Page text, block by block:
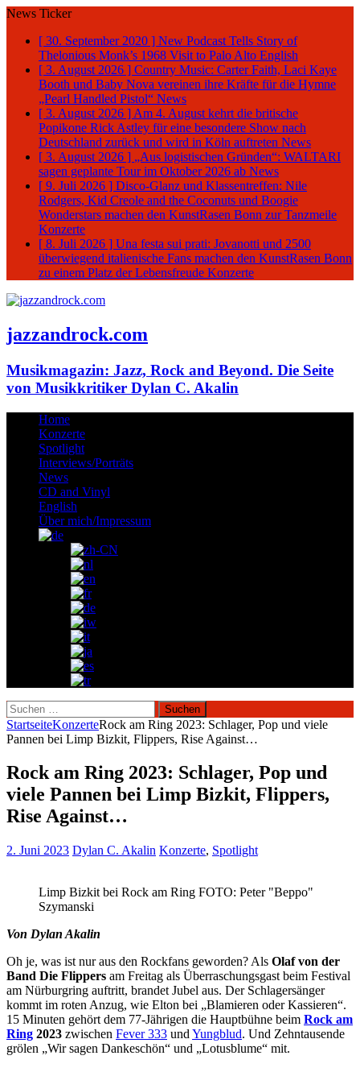
News Ticker
[ 30. September 2020 ] New Podcast Tells Story of
Thelonious Monk’s 1968 Visit to Palo Alto English
[ 3. August 2026 ] Country Music: Carter Faith, Laci Kaye
Booth und Baby Nova vereinen ihre Kräfte für die Hymne
„Pearl Handled Pistol“ News
[ 3. August 2026 ] Am 4. August kehrt die britische
Popikone Rick Astley für eine besondere Show nach
Deutschland zurück und wird in Köln auftreten News
[ 3. August 2026 ] „Aus logistischen Gründen“: WALTARI
sagen geplante Tour im Oktober 2026 ab News
[ 9. Juli 2026 ] Disco-Glanz und Klassentreffen: Nile
Rodgers, Kid Creole and the Coconuts und Boogie
Wonderstars machen den KunstRasen Bonn zur Tanzmeile
Konzerte
[ 8. Juli 2026 ] Una festa sui prati: Jovanotti und 2500
überwiegend italienische Fans machen den KunstRasen Bonn
zu einem Platz der Lebensfreude Konzerte
jazzandrock.com
Musikmagazin: Jazz, Rock and Beyond. Die Seite
von Musikkritiker Dylan C. Akalin
Home
Konzerte
Spotlight
Interviews/Porträts
News
CD and Vinyl
English
Über mich/Impressum
Suchen
nach:
StartseiteKonzerteRock am Ring 2023: Schlager, Pop und viele
Pannen bei Limp Bizkit, Flippers, Rise Against…
Rock am Ring 2023: Schlager, Pop und
viele Pannen bei Limp Bizkit, Flippers,
Rise Against…
2. Juni 2023 Dylan C. Akalin Konzerte, Spotlight
Limp Bizkit bei Rock am Ring FOTO: Peter "Beppo"
Szymanski
Von Dylan Akalin
Oh je, was ist nur aus den Rockfans geworden? Als Olaf von der
Band Die Flippers am Freitag als Überraschungsgast beim Festival
am Nürburgring auftritt, brandet Jubel aus. Der Schlagersänger
kommt im roten Anzug, wie Elton bei „Blamieren oder Kassieren“.
15 Minuten gehört dem 77-Jährigen die Hauptbühne beim Rock am
Ring 2023 zwischen Fever 333 und Yungblud. Und Zehntausende
grölen „Wir sagen Dankeschön“ und „Lotusblume“ mit.